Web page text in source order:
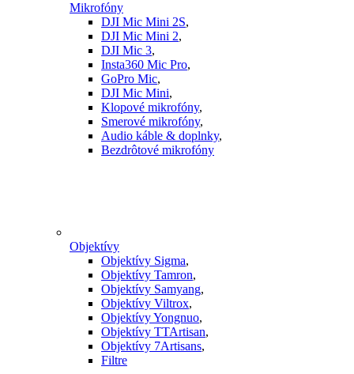
Mikrofóny
DJI Mic Mini 2S,
DJI Mic Mini 2,
DJI Mic 3,
Insta360 Mic Pro,
GoPro Mic,
DJI Mic Mini,
Klopové mikrofóny,
Smerové mikrofóny,
Audio káble & doplnky,
Bezdrôtové mikrofóny
Objektívy
Objektívy Sigma,
Objektívy Tamron,
Objektívy Samyang,
Objektívy Viltrox,
Objektívy Yongnuo,
Objektívy TTArtisan,
Objektívy 7Artisans,
Filtre